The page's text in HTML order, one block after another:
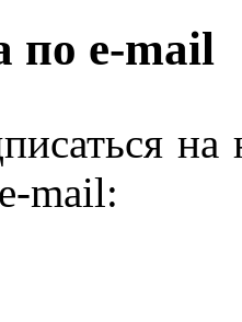
по e-mail
на
mail: